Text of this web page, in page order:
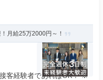
月給25万2000円～！
客経験者であればOK！ ※